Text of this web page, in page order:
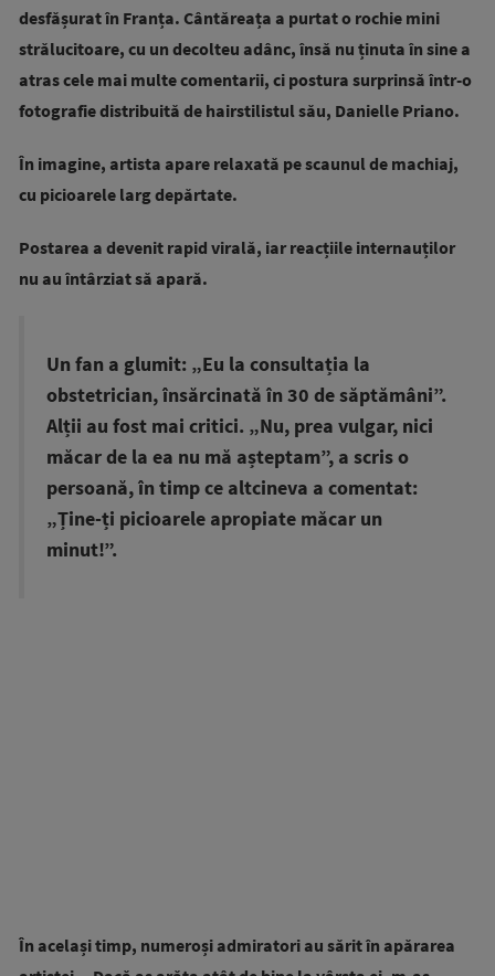
desfășurat în Franța. Cântăreața a purtat o rochie mini
strălucitoare, cu un decolteu adânc, însă nu ținuta în sine a
atras cele mai multe comentarii, ci postura surprinsă într-o
fotografie distribuită de hairstilistul său, Danielle Priano.
În imagine, artista apare relaxată pe scaunul de machiaj,
cu picioarele larg depărtate.
Postarea a devenit rapid virală, iar reacțiile internauților
nu au întârziat să apară.
Un fan a glumit: „Eu la consultația la
obstetrician, însărcinată în 30 de săptămâni”.
Alții au fost mai critici. „Nu, prea vulgar, nici
măcar de la ea nu mă așteptam”, a scris o
persoană, în timp ce altcineva a comentat:
„Ține-ți picioarele apropiate măcar un
minut!”.
În același timp, numeroși admiratori au sărit în apărarea